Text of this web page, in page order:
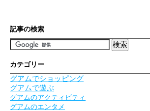
記事の検索
カテゴリー
グアムでショッピング
グアムで遊ぶ
グアムのアクティビティ
グアムのエンタメ